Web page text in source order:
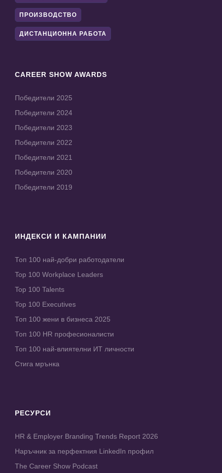
ПРОИЗВОДСТВО
ДИСТАНЦИОННА РАБОТА
CAREER SHOW AWARDS
Победители 2025
Победители 2024
Победители 2023
Победители 2022
Победители 2021
Победители 2020
Победители 2019
ИНДЕКСИ И КАМПАНИИ
Топ 100 най-добри работодатели
Top 100 Workplace Leaders
Top 100 Talents
Top 100 Executives
Топ 100 жени в бизнеса 2025
Топ 100 HR професионалисти
Топ 100 най-влиятелни ИТ личности
Стига мрънка
РЕСУРСИ
HR & Employer Branding Trends Report 2026
Наръчник за перфектния LinkedIn профил
The Career Show Podcast